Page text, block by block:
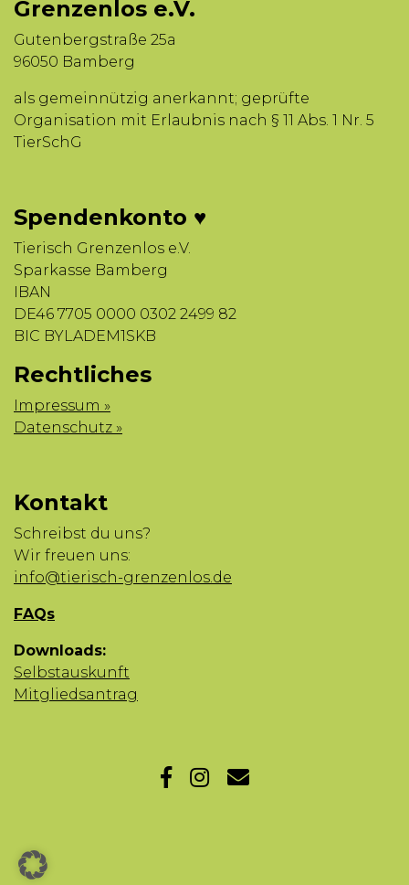
Grenzenlos e.V.
Gutenbergstraße 25a
96050 Bamberg
als gemeinnützig anerkannt; geprüfte
Organisation mit Erlaubnis nach § 11 Abs. 1 Nr. 5
TierSchG
Spendenkonto ♥
Tierisch Grenzenlos e.V.
Sparkasse Bamberg
IBAN
DE46 7705 0000 0302 2499 82
BIC BYLADEM1SKB
Rechtliches
Impressum »
Datenschutz »
Kontakt
Schreibst du uns?
Wir freuen uns:
info@tierisch-grenzenlos.de
FAQs
Downloads:
Selbstauskunft
Mitgliedsantrag